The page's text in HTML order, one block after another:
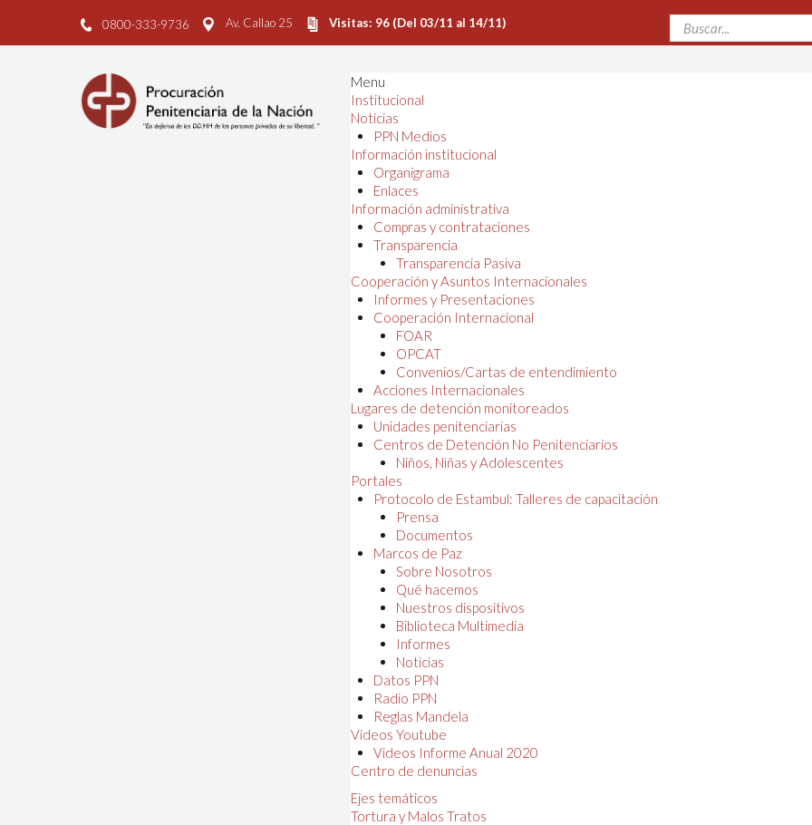
0800-333-9736 Av. Callao 25 Visitas: 96 (Del 03/11 al 14/11)
Menu
Institucional
Noticias
PPN Medios
Información institucional
Organigrama
Enlaces
Información administrativa
Compras y contrataciones
Transparencia
Transparencia Pasiva
Cooperación y Asuntos Internacionales
Informes y Presentaciones
Cooperación Internacional
FOAR
OPCAT
Convenios/Cartas de entendimiento
Acciones Internacionales
Lugares de detención monitoreados
Unidades penitenciarias
Centros de Detención No Penitenciarios
Niños, Niñas y Adolescentes
Portales
Protocolo de Estambul: Talleres de capacitación
Prensa
Documentos
Marcos de Paz
Sobre Nosotros
Qué hacemos
Nuestros dispositivos
Biblioteca Multimedia
Informes
Noticias
Datos PPN
Radio PPN
Reglas Mandela
Videos Youtube
Videos Informe Anual 2020
Centro de denuncias
Ejes temáticos
Tortura y Malos Tratos